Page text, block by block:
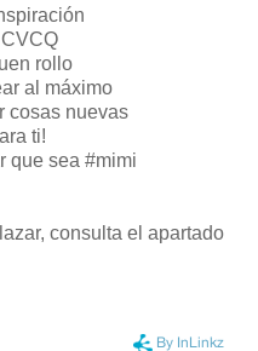
rollo
al máximo
cosas nuevas
ti!
que sea #mimi
consulta el apartado